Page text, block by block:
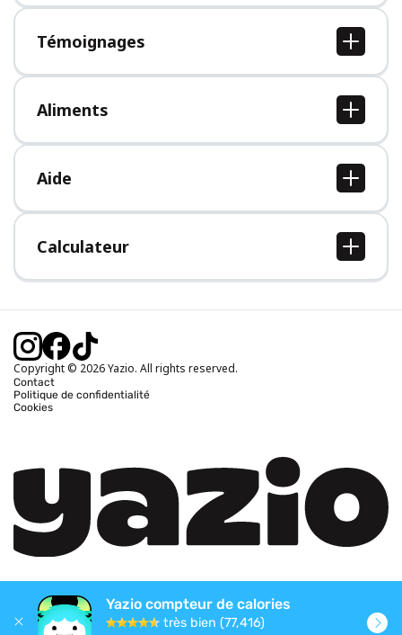
À propos de nous
Postes
Presse
Témoignages
Tous les témoignages
Aliments
Tous les aliments
Aide
Centre d'aide
Calculateur
Calcul IMC
Calcul poids idéal
Calcul calories brûlées
Copyright © 2026 Yazio. All rights reserved.
Contact
Politique de confidentialité
Cookies
Yazio compteur de calories
très bien (77,416)